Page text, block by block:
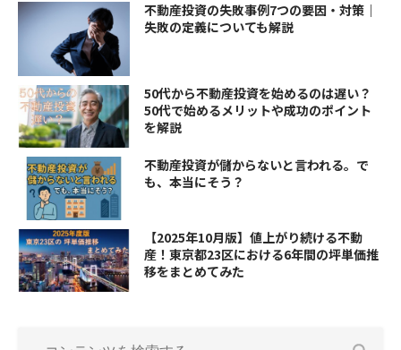
不動産投資の失敗事例7つの要因・対策｜
失敗の定義についても解説
50代から不動産投資を始めるのは遅い？
50代で始めるメリットや成功のポイント
を解説
不動産投資が儲からないと言われる。で
も、本当にそう？
【2025年10月版】値上がり続ける不動
産！東京都23区における6年間の坪単価推
移をまとめてみた